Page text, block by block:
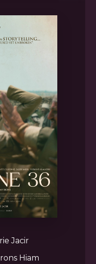
Jacir
Hiam